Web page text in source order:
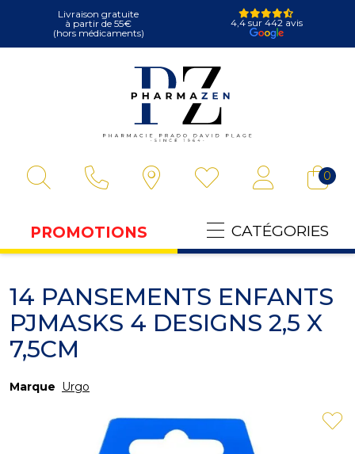
Livraison gratuite
à partir de 55€
(hors médicaments)
4,4 sur 442 avis
0
PROMOTIONS CATÉGORIES
14 PANSEMENTS ENFANTS
PJMASKS 4 DESIGNS 2,5 X
7,5CM
Marque Urgo